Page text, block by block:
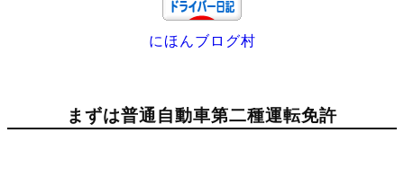
にほんブログ村
まずは普通自動車第二種運転免許